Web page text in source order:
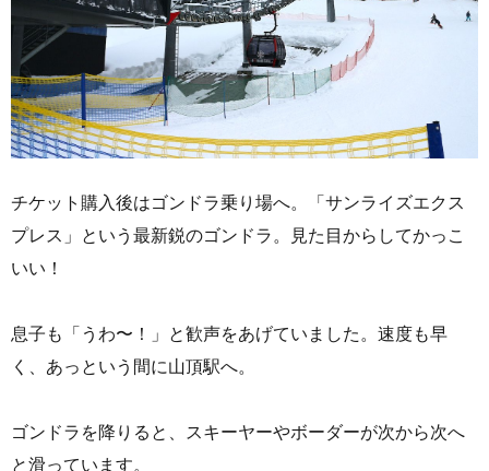
チケット購入後はゴンドラ乗り場へ。「サンライズエクス
プレス」という最新鋭のゴンドラ。見た目からしてかっこ
いい！
息子も「うわ〜！」と歓声をあげていました。速度も早
く、あっという間に山頂駅へ。
ゴンドラを降りると、スキーヤーやボーダーが次から次へ
と滑っています。